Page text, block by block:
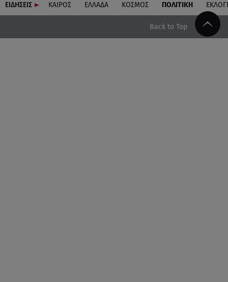
ΕΙΔΗΣΕΙΣ ΚΑΙΡΟΣ ΕΛΛΑΔΑ ΚΟΣΜΟΣ ΠΟΛΙΤΙΚΗ
Back to Top